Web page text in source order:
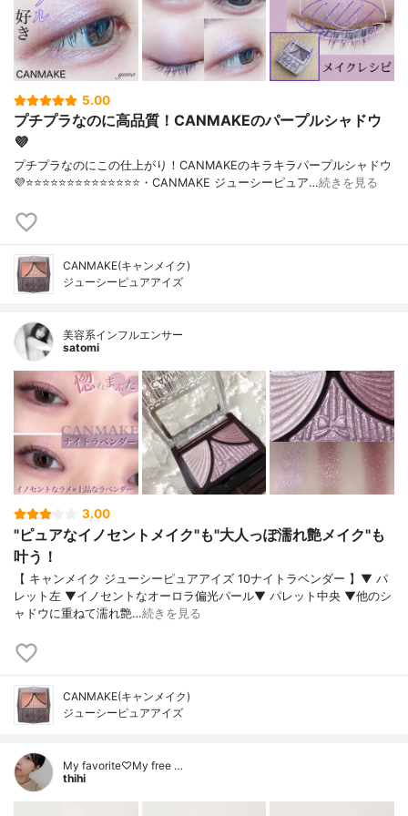
5.00
プチプラなのに高品質！CANMAKEのパープルシャドウ
💜
プチプラなのにこの仕上がり！CANMAKEのキラキラパープルシャドウ
💜⭐️⭐️⭐️⭐️⭐️⭐️⭐️⭐️⭐️⭐️⭐️⭐️⭐️⭐️・CANMAKE ジューシーピュア…続きを見る
CANMAKE(キャンメイク)
ジューシーピュアアイズ
美容系インフルエンサー
satomi
3.00
"ピュアなイノセントメイク"も"大人っぽ濡れ艶メイク"も
叶う！
【 キャンメイク ジューシーピュアアイズ 10ナイトラベンダー 】▼ パ
レット左 ▼イノセントなオーロラ偏光パール▼ パレット中央 ▼他のシ
ャドウに重ねて濡れ艶…続きを見る
CANMAKE(キャンメイク)
ジューシーピュアアイズ
My favorite♡My free …
thihi